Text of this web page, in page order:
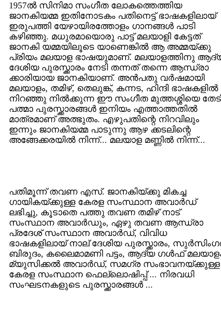
1957ല്‍ സിനിമാ സംഗീത ലോകത്തെത്തിയ
ജാനകിയമ്മ ഇതിനോടകം പതിനെട്ട് ഭാഷകളിലായ്
ഇരുപത്തി യേഴായിരത്തോളം ഗാനങ്ങള്‍ പാടി
കഴിഞ്ഞു. മധുരമായൊരു പാട്ട് മലയാളി കേട്ടത്
ജാനകി യമ്മയിലൂടെ യാണെങ്കില്‍ ആ അമ്മയ്ക്കു
പ്രിയം മലയാള ഭാഷയുമാണ്. മലയാളത്തിനു
ദേശിയ പുരസ്ക്കാരം നേടി തന്നത് തന്നെ ആന്ധ്രാ
ക്കാരിയായ ജാനകിയാണ്. അന്‍പതു വര്‍ഷമായി
മലയാളം, തമിഴ്, തെലുങ്ക്, കന്നട, ഹിന്ദി ഭാഷകളില്‍
നിറഞ്ഞു നില്‍ക്കുന്ന ഈ സംഗീത മുത്തശ്ശിയെ
പത്മാ പുരസ്ക്കാരങ്ങള്‍ ഇനിയം എത്താത്തതില്‍
മാത്രമാണ് അത്ഭുതം. എഴുപതിന്റെ നിറവിലും
ഇന്നും ജാനകിയമ്മ പാടുന്നു ആഴ ക്കടലിന്റെ
അങ്ങേക്കരയില്‍ നിന്ന്... മലയാള മണ്ണില്‍ നിന്ന്...
പതിമൂന്ന് തവണ എസ്. ജാനകിയ്ക്കു മികച്ച
ഗായികയ്ക്കുള്ള കേരള സംസ്ഥാന അവാര്‍ഡ്
ലഭിച്ചു, കൂടാതെ പത്തു തവണ തമിഴ് നാട്
സംസ്ഥാന അവാര്‍ഡും, ഏഴു തവണ ആന്ധ്രാ
പ്രദേശ് സംസ്ഥാന അവാര്‍ഡ്, വിവിധ
ഭാഷകളിലായ് നാല് ദേശിയ പുരസ്ക്കാരം,
ബിരുദം, കലൈമാമണി പട്ടം, ആദ്യ ഗള്‍ഫ്
മ്യുസിക്കല്‍ അവാര്‍ഡ്, സമഗ്ര സംഭാവനയ്ക്കുള്ള
കേരള സംസ്ഥാന ഫെല്ലൊഷിപ്പ് ... നിരവധി
സംഘടനകളുടെ പുരസ്ക്കാരങ്ങള്‍ ...